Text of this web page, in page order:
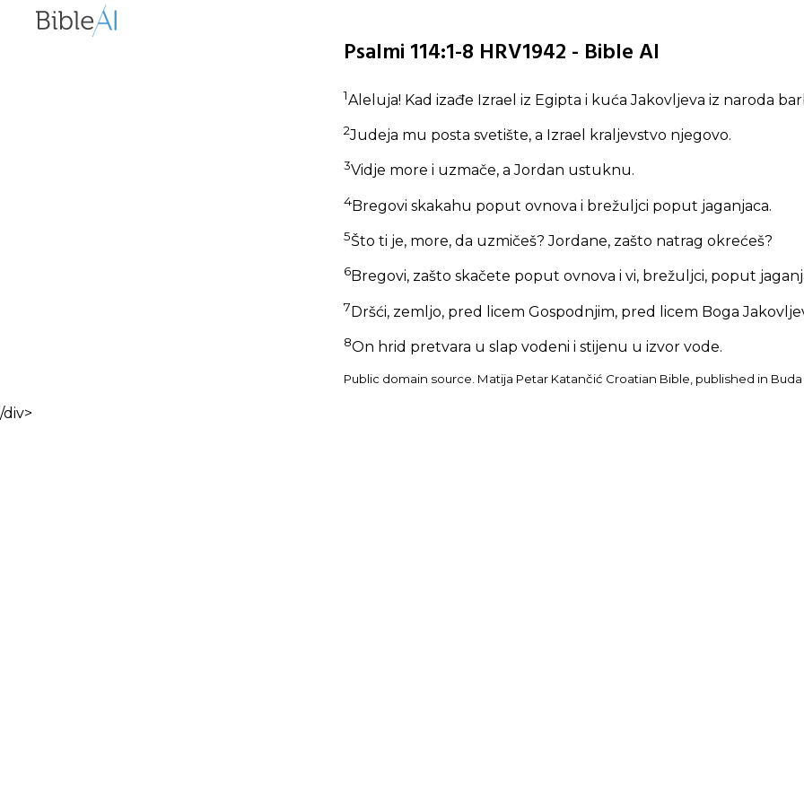
Psalmi 114:1-8 HRV1942 - Bible AI
1Aleluja! Kad izađe Izrael iz Egipta i kuća Jakovljeva iz naroda
2Judeja mu posta svetište, a Izrael kraljevstvo njegovo.
3Vidje more i uzmače, a Jordan ustuknu.
4Bregovi skakahu poput ovnova i brežuljci poput jaganjaca.
5Što ti je, more, da uzmičeš? Jordane, zašto natrag okrećeš?
6Bregovi, zašto skačete poput ovnova i vi, brežuljci, poput
7Dršći, zemljo, pred licem Gospodnjim, pred licem Boga
8On hrid pretvara u slap vodeni i stijenu u izvor vode.
Public domain source. Matija Petar Katančić Croatian Bible, published in Buda
/div>